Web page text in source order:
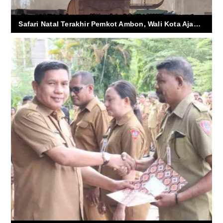
Safari Natal Terakhir Pemkot Ambon, Wali Kota Ajak Umat Jaga Toleransi dan Kebersihan Kota